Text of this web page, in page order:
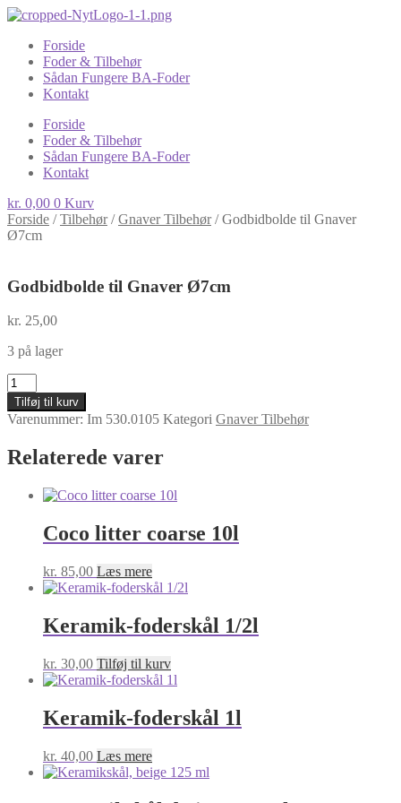
Forside
Foder & Tilbehør
Sådan Fungere BA-Foder
Kontakt
Forside
Foder & Tilbehør
Sådan Fungere BA-Foder
Kontakt
kr. 0,00 0 Kurv
Forside /Tilbehør/Gnaver Tilbehør/Godbidbolde til Gnaver
Ø7cm
Godbidbolde til Gnaver Ø7cm
kr. 25,00
3 på lager
Godbidbolde
til
Gnaver
Ø7cm
antal
Tilføj til kurv
Varenummer: Im 530.0105 Kategori Gnaver Tilbehør
Relaterede varer
Coco litter coarse 10l
kr. 85,00 Læs mere
Keramik-foderskål 1/2l
kr. 30,00 Tilføj til kurv
Keramik-foderskål 1l
kr. 40,00 Læs mere